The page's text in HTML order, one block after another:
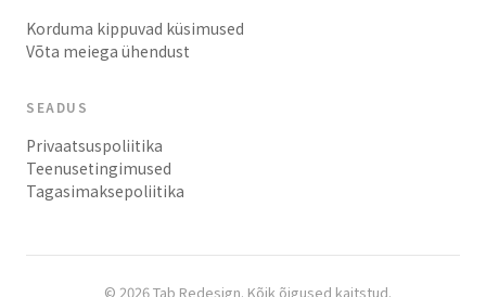
Korduma kippuvad küsimused
Võta meiega ühendust
SEADUS
Privaatsuspoliitika
Teenusetingimused
Tagasimaksepoliitika
© 2026 Tab Redesign. Kõik õigused kaitstud.